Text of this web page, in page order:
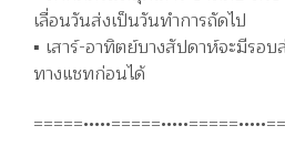
เลื่อนวันส่งเป็นวันทำการถัดไป
▪️ เสาร์-อาทิตย์บางสัปดาห์จะมีรอ
ทางแชทก่อนได้